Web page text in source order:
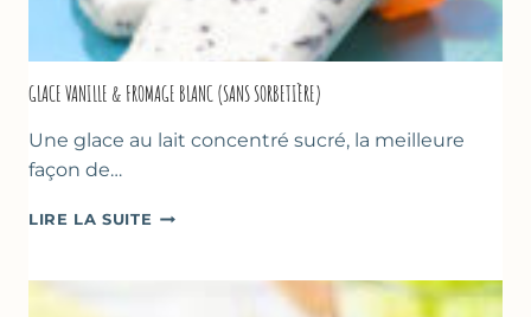
GLACE VANILLE & FROMAGE BLANC (SANS SORBETIÈRE)
Une glace au lait concentré sucré, la meilleure
façon de…
LIRE LA SUITE GLACE